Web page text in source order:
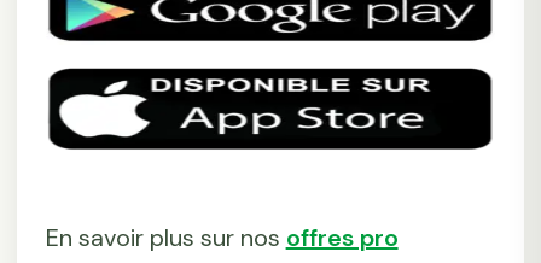
En savoir plus sur nos offres pro